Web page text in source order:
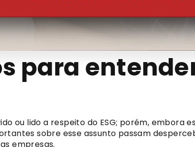
para
ou lido a respeito do ESG; porém, embora
sobre esse assunto passam
empresas.